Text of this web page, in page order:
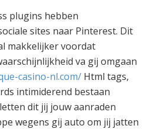
plugins hebben
sites naar Pinterest. Dit
makkelijker voordat
va gij omgaan
casino-nl.com/ Html tags,
intimiderend bestaan
dit jij jouw aanraden
wegens gij auto om jij jatten